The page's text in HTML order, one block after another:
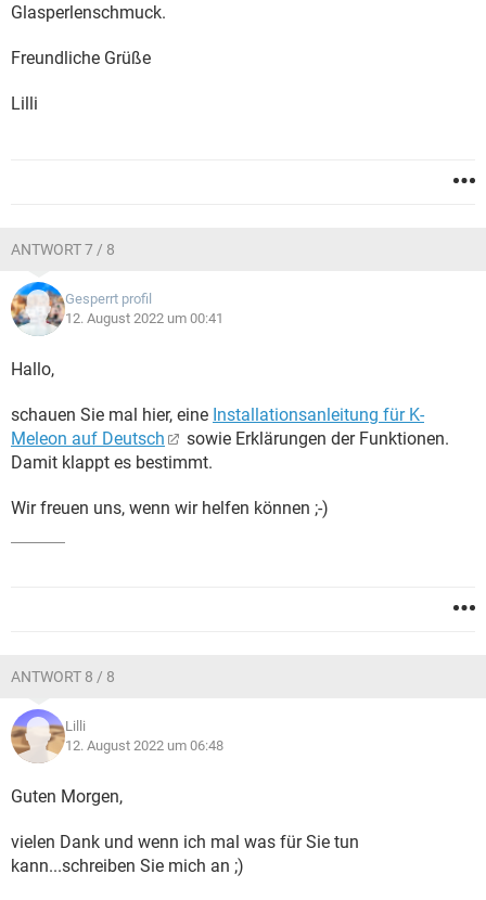
Glasperlenschmuck.
Freundliche Grüße
Lilli
ANTWORT 7 / 8
Gesperrt profil
12. August 2022 um 00:41
Hallo,
schauen Sie mal hier, eine Installationsanleitung für K-
Meleon auf Deutsch
sowie Erklärungen der Funktionen.
Damit klappt es bestimmt.
Wir freuen uns, wenn wir helfen können ;-)
ANTWORT 8 / 8
Lilli
12. August 2022 um 06:48
Guten Morgen,
vielen Dank und wenn ich mal was für Sie tun
kann...schreiben Sie mich an ;)